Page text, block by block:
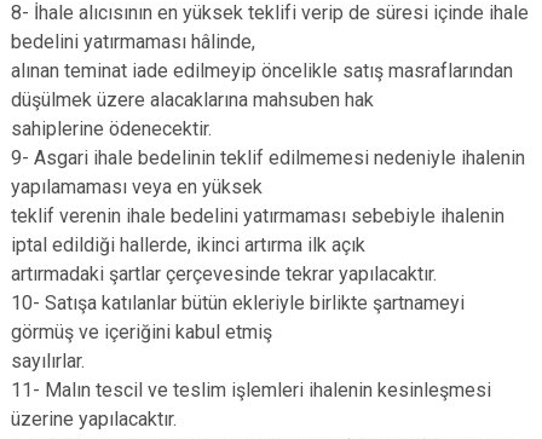
8- İhale alıcısının en yüksek teklifi verip de süresi içinde ihale
bedelini yatırmaması hâlinde,
alınan teminat iade edilmeyip öncelikle satış masraflarından
düşülmek üzere alacaklarına mahsuben hak
sahiplerine ödenecektir.
9- Asgari ihale bedelinin teklif edilmemesi nedeniyle ihalenin
yapılamaması veya en yüksek
teklif verenin ihale bedelini yatırmaması sebebiyle ihalenin
iptal edildiği hallerde, ikinci artırma ilk açık
artırmadaki şartlar çerçevesinde tekrar yapılacaktır.
10- Satışa katılanlar bütün ekleriyle birlikte şartnameyi
görmüş ve içeriğini kabul etmiş
sayılırlar.
11- Malın tescil ve teslim işlemleri ihalenin kesinleşmesi
üzerine yapılacaktır.